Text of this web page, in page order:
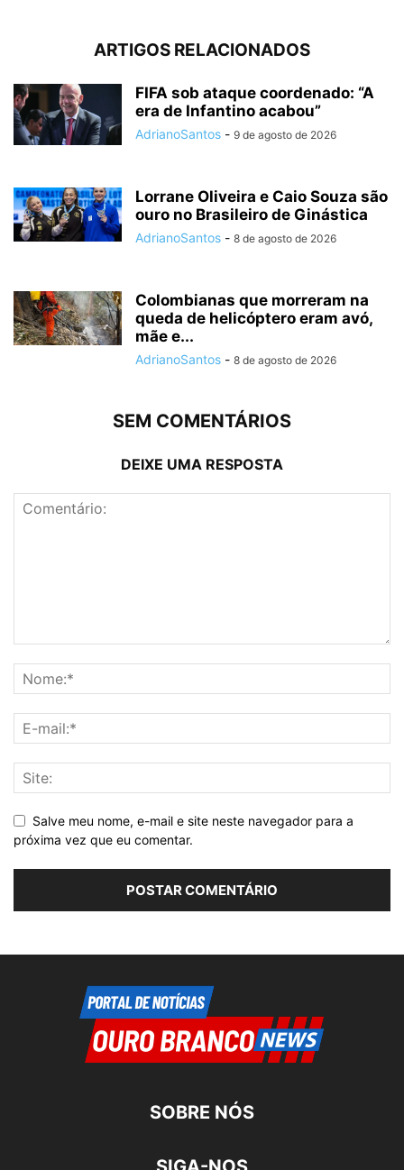
ARTIGOS RELACIONADOS
FIFA sob ataque coordenado: “A
era de Infantino acabou”
AdrianoSantos - 9 de agosto de 2026
Lorrane Oliveira e Caio Souza são
ouro no Brasileiro de Ginástica
AdrianoSantos - 8 de agosto de 2026
Colombianas que morreram na
queda de helicóptero eram avó,
mãe e...
AdrianoSantos - 8 de agosto de 2026
SEM COMENTÁRIOS
DEIXE UMA RESPOSTA
Salve meu nome, e-mail e site neste navegador para a
próxima vez que eu comentar.
SOBRE NÓS